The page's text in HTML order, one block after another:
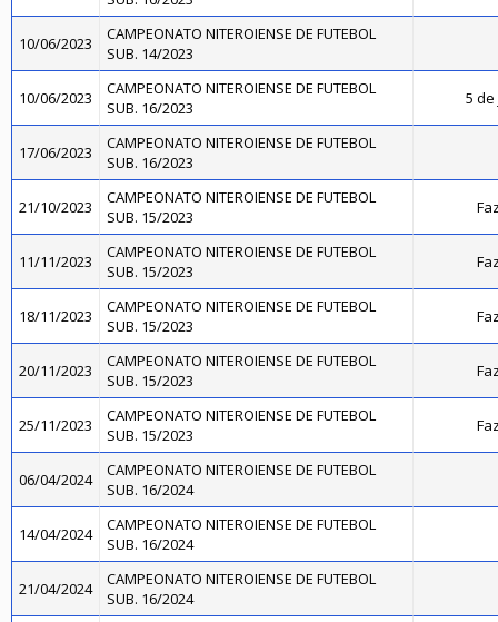
10/06/2023
CAMPEONATO NITEROIENSE DE FUTEBOL
SUB. 14/2023
10/06/2023
CAMPEONATO NITEROIENSE DE FUTEBOL
SUB. 16/2023
5 de
17/06/2023
CAMPEONATO NITEROIENSE DE FUTEBOL
SUB. 16/2023
21/10/2023
CAMPEONATO NITEROIENSE DE FUTEBOL
SUB. 15/2023
11/11/2023
CAMPEONATO NITEROIENSE DE FUTEBOL
SUB. 15/2023
18/11/2023
CAMPEONATO NITEROIENSE DE FUTEBOL
SUB. 15/2023
20/11/2023
CAMPEONATO NITEROIENSE DE FUTEBOL
SUB. 15/2023
25/11/2023
CAMPEONATO NITEROIENSE DE FUTEBOL
SUB. 15/2023
06/04/2024
CAMPEONATO NITEROIENSE DE FUTEBOL
SUB. 16/2024
14/04/2024
CAMPEONATO NITEROIENSE DE FUTEBOL
SUB. 16/2024
21/04/2024
CAMPEONATO NITEROIENSE DE FUTEBOL
SUB. 16/2024